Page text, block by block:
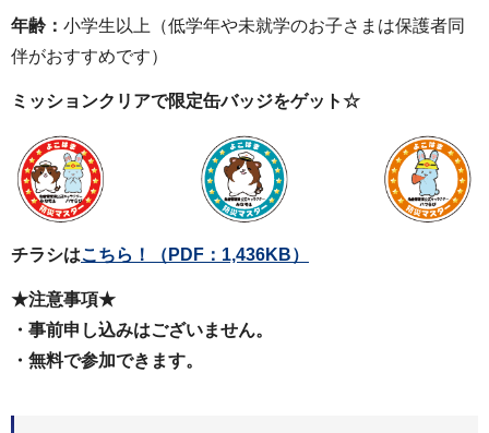
年齢： 小学生以上（低学年や未就学のお子さまは保護者同
伴がおすすめです）
ミッションクリアで限定缶バッジをゲット☆
チラシはこちら！ （PDF：1,436KB）
★注意事項★
・事前申し込みはございません。
・無料で参加できます。